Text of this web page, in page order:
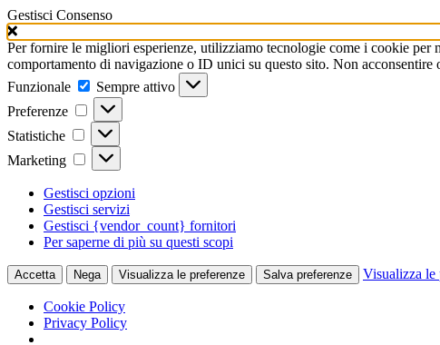
Gestisci Consenso
Per fornire le migliori esperienze, utilizziamo tecnologie come i cookie per
comportamento di navigazione o ID unici su questo sito. Non
Funzionale
Funzionale
Sempre attivo
Preferenze
Preferenze
Statistiche Statistiche
Marketing Marketing
Gestisci opzioni
Gestisci servizi
Gestisci {vendor_count} fornitori
Per saperne di più su questi scopi
Accetta Nega Visualizza le preferenze Salva preferenze Visualizza le
Cookie Policy
Privacy Policy